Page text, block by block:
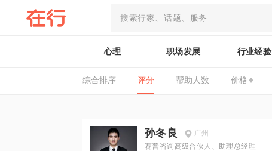
心理 职场发展 行业经验
综合排序 评分 帮助人数 价格
孙冬良
广州
赛普咨询高级合伙人、助理总经理